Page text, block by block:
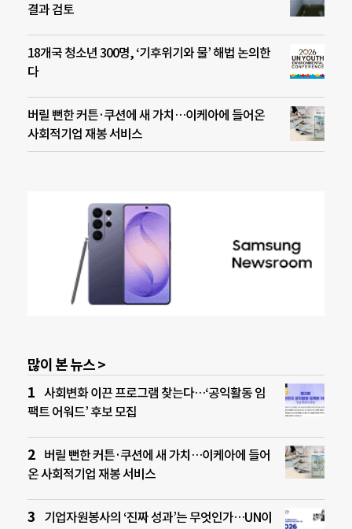
결과 검토
18개국 청소년 300명, ‘기후위기와 물’ 해법 논의한
다
버릴 뻔한 커튼·쿠션에 새 가치…이케아에 들어온
사회적기업 재봉 서비스
많이 본 뉴스 >
사회변화 이끈 프로그램 찾는다…‘공익활동 임
팩트 어워드’ 후보 모집
버릴 뻔한 커튼·쿠션에 새 가치…이케아에 들어
온 사회적기업 재봉 서비스
기업자원봉사의 ‘진짜 성과’는 무엇인가…UN이